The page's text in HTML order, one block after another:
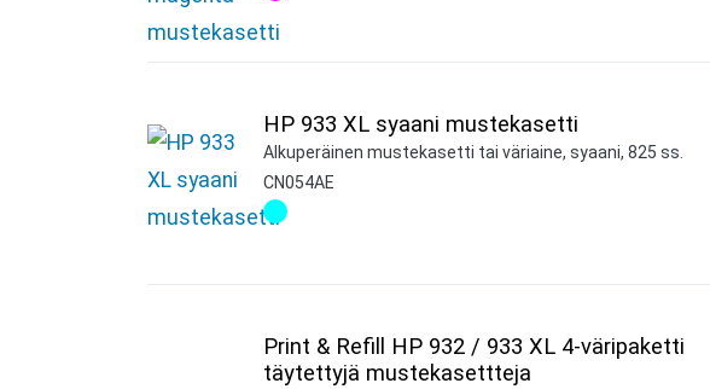
HP 933 XL syaani mustekasetti
Alkuperäinen mustekasetti tai väriaine, syaani, 825 ss.
CN054AE
Print & Refill HP 932 / 933 XL 4-väripaketti
täytettyjä mustekasettteja